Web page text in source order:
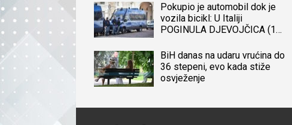
Pokupio je automobil dok je
vozila bicikl: U Italiji
POGINULA DJEVOJČICA (14)
tijela
BiH danas na udaru vrućina do
36 stepeni, evo kada stiže
osvježenje